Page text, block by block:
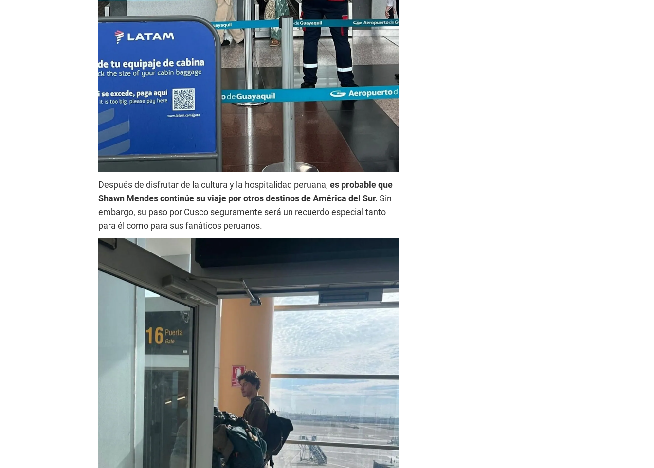
Después de disfrutar de la cultura y la hospitalidad peruana, es probable que
Shawn Mendes continúe su viaje por otros destinos de América del Sur. Sin
embargo, su paso por Cusco seguramente será un recuerdo especial tanto
para él como para sus fanáticos peruanos.